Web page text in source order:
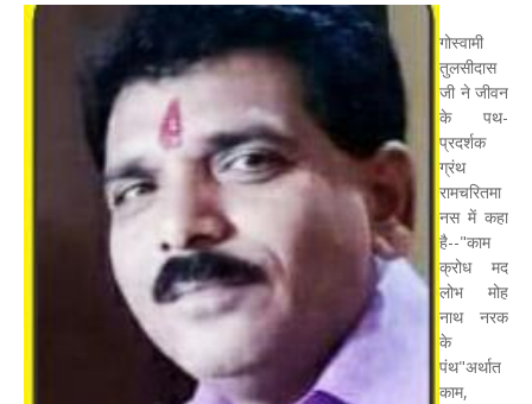
गोस्वामी
तुलसीदास
जी ने जीवन
के पथ-
प्रदर्शक
ग्रंथ
रामचरितमा
नस में कहा
है--"काम
क्रोध मद
लोभ मोह
नाथ नरक
के
पंथ"अर्थात
काम,